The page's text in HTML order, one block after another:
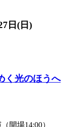
日(日)
く光のほうへ
開場14:00）